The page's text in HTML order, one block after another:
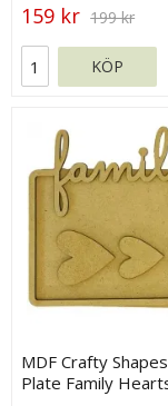
159 kr 199 kr
KÖP
MDF Crafty
Plate Family